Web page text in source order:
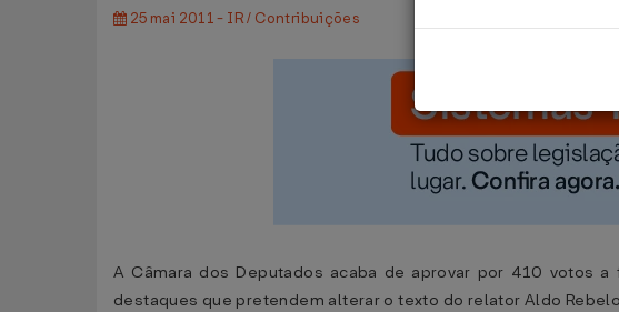
25 mai 2011 - IR / Contribuições
A Câmara dos Deputados acaba de aprovar por 410 votos
destaques que pretendem alterar o texto do relator Aldo